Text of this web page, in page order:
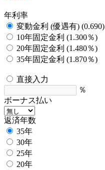
年利率
変動金利 (優遇有) (0.690)
10年固定金利 (1.300％)
20年固定金利 (1.480％)
35年固定金利 (1.870％)
直接入力
％
ボーナス払い
返済年数
35年
30年
25年
20年